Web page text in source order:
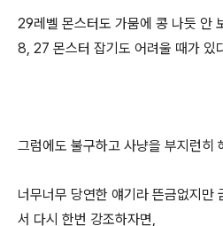
29레벨 몬스터도 가뭄에 콩 나듯 안
8, 27 몬스터 잡기도 어려울 때가 있
그럼에도 불구하고 사냥을 부지런히
너무너무 당연한 얘기라 뜬금없지만
서 다시 한번 강조하자면,